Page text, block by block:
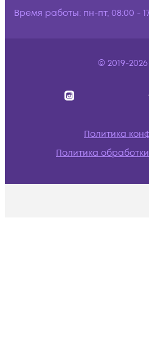
Время работы: пн-пт, 08:00 -
© 2019-
Политика
Политика